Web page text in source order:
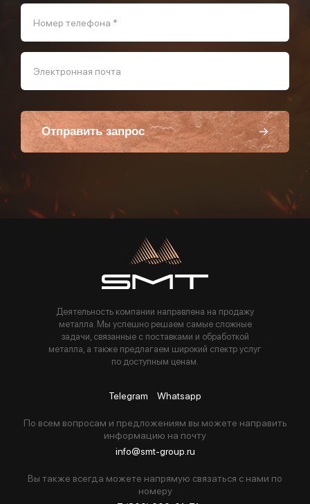
Номер телефона *
Электронная почта
Отправить запрос
Пользуясь данной формой вы соглашаетесь с политикой компании
Деятельность компании направлена на продажу
металла. Мы успешно решаем самые сложные
задачи, связанные с поставками и обработкой
металла, а также предлагаем широкий спектр услуг
по доступным ценам.
Telegram Whatsapp
По всем вопросам и предложениям вы можете направить
информацию на почту
info@smt-group.ru
Вы также всегда можете напрямую связаться с нами по
номеру